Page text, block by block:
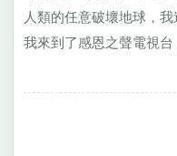
人類的任意破壞地球，
我來到了感恩之聲電視